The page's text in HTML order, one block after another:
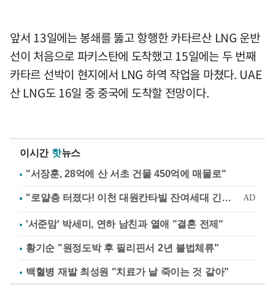
앞서 13일에는 봉쇄를 뚫고 항행한 카타르산 LNG 운반
선이 처음으로 파키스탄에 도착했고 15일에는 두 번째
카타르 선박이 현지에서 LNG 하역 작업을 마쳤다. UAE
산 LNG도 16일 중 중국에 도착할 전망이다.
이시간 핫뉴스
"서장훈, 28억에 산 서초 건물 450억에 매물로"
'서준맘' 박세미, 연하 남친과 열애 "결혼 전제"
황기순 "원정도박 후 필리핀서 2년 불법체류"
백혈병 재발 최성원 "치료가 날 죽이는 것 같아"